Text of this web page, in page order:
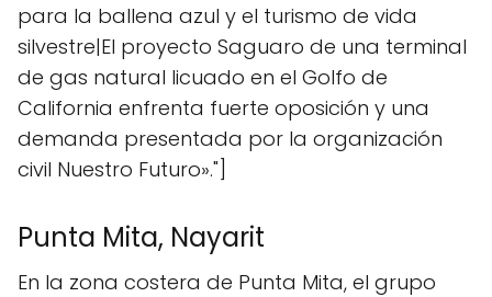
para la ballena azul y el turismo de vida
silvestre|El proyecto Saguaro de una terminal
de gas natural licuado en el Golfo de
California enfrenta fuerte oposición y una
demanda presentada por la organización
civil Nuestro Futuro»."]
Punta Mita, Nayarit
En la zona costera de Punta Mita, el grupo